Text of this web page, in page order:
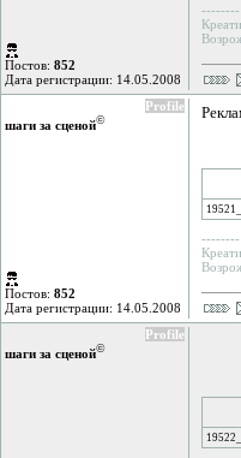
Постов: 852
Дата регистрации: 14.05.2008
--------
Profile
шаги за сценой©
Постов: 852
Дата регистрации: 14.05.2008
--------
Profile
шаги за сценой©